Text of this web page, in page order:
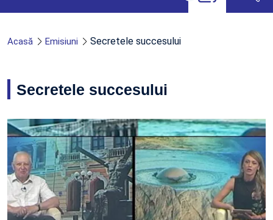
Acasă Emisiuni Secretele succesului
Secretele succesului